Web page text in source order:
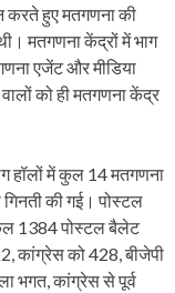
करते हुए मतगणना की
मतगणना केंद्रों में भाग
एजेंट और मीडिया
वालों को ही मतगणना केंद्र
हॉलों में कुल 14 मतगणना
की गई। पोस्टल
1384 पोस्टल बैलेट
कांग्रेस को 428, बीजेपी
भगत, कांग्रेस से पूर्व